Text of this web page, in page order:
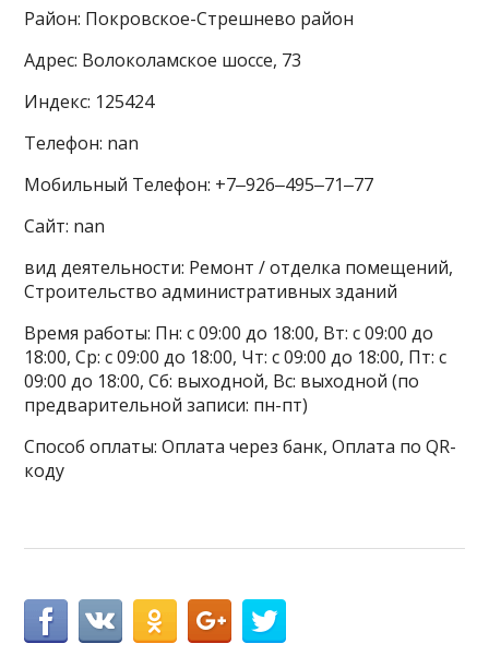
Район: Покровское-Стрешнево район
Адрес: Волоколамское шоссе, 73
Индекс: 125424
Телефон: nan
Мобильный Телефон: +7‒926‒495‒71‒77
Сайт: nan
вид деятельности: Ремонт / отделка помещений,
Строительство административных зданий
Время работы: Пн: с 09:00 до 18:00, Вт: с 09:00 до
18:00, Ср: с 09:00 до 18:00, Чт: с 09:00 до 18:00, Пт: с
09:00 до 18:00, Сб: выходной, Вс: выходной (по
предварительной записи: пн-пт)
Способ оплаты: Оплата через банк, Оплата по QR-
коду